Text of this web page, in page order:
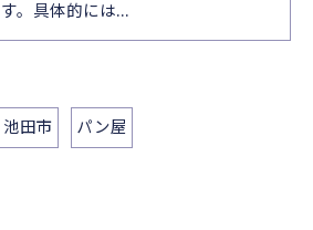
す。具体的には…
池田市 パン屋